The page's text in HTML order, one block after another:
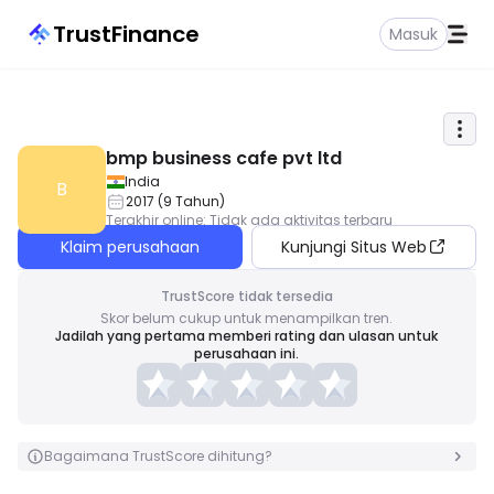
TrustFinance Masuk
B
bmp business cafe pvt ltd
India
2017 (9 Tahun)
Terakhir online: Tidak ada aktivitas terbaru
Klaim perusahaan Kunjungi Situs Web
TrustScore tidak tersedia
Skor belum cukup untuk menampilkan tren.
Jadilah yang pertama memberi rating dan ulasan untuk
perusahaan ini.
Bagaimana TrustScore dihitung?